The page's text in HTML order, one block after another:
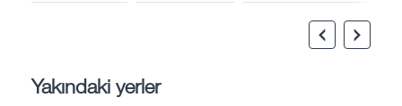
Yakındaki yerler